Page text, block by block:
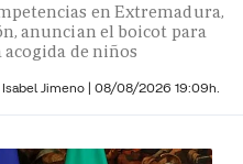
en Extremadura,
anuncian el boicot para
de niños
Isabel Jimeno | 08/08/2026 19:09h.